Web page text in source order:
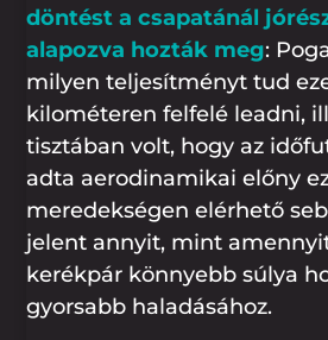
döntést a csapatánál
alapozva hozták meg:
milyen teljesítményt tud
kilométeren felfelé leadni,
tisztában volt, hogy az
adta aerodinamikai előny
meredekségen elérhető
jelent annyit, mint
kerékpár könnyebb súlya
gyorsabb haladásához.